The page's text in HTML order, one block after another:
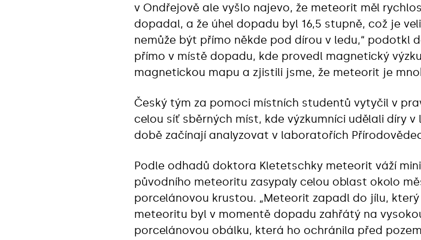
v Ondřejově ale vyšlo najevo, že meteorit měl
dopadal, a že úhel dopadu byl 16,5 stupně, což je
nemůže být přímo někde pod dírou v ledu,“
přímo v místě dopadu, kde provedl magnetický
magnetickou mapu a zjistili jsme, že meteorit je
Český tým za pomoci místních studentů vytyčil v
celou síť sběrných míst, kde výzkumníci udělali díry
době začínají analyzovat v laboratořích
Podle odhadů doktora Kletetschky meteorit váží
původního meteoritu zasypaly celou oblast okolo
porcelánovou krustou. „Meteorit zapadl do jílu,
meteoritu byl v momentě dopadu zahřátý na
porcelánovou obálku, která ho ochránila před